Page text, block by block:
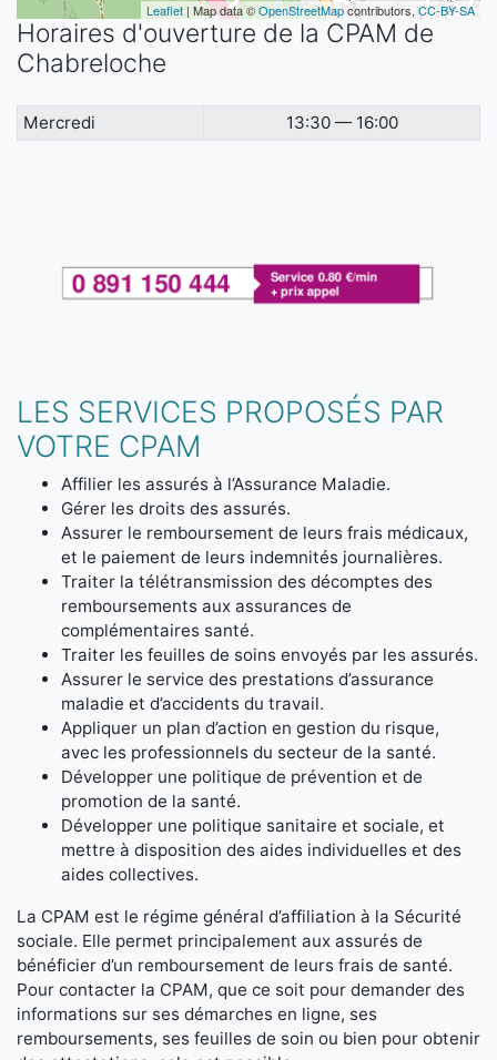
Leaflet | Map data ©OpenStreetMapcontributors, CC-BY-SA
Horaires d'ouverture de la CPAM de
Chabreloche
Mercredi 13:30 — 16:00
LES SERVICES PROPOSÉS PAR
VOTRE CPAM
Affilier les assurés à l’Assurance Maladie.
Gérer les droits des assurés.
Assurer le remboursement de leurs frais médicaux,
et le paiement de leurs indemnités journalières.
Traiter la télétransmission des décomptes des
remboursements aux assurances de
complémentaires santé.
Traiter les feuilles de soins envoyés par les assurés.
Assurer le service des prestations d’assurance
maladie et d’accidents du travail.
Appliquer un plan d’action en gestion du risque,
avec les professionnels du secteur de la santé.
Développer une politique de prévention et de
promotion de la santé.
Développer une politique sanitaire et sociale, et
mettre à disposition des aides individuelles et des
aides collectives.
La CPAM est le régime général d’affiliation à la Sécurité
sociale. Elle permet principalement aux assurés de
bénéficier d’un remboursement de leurs frais de santé.
Pour contacter la CPAM, que ce soit pour demander des
informations sur ses démarches en ligne, ses
remboursements, ses feuilles de soin ou bien pour obtenir